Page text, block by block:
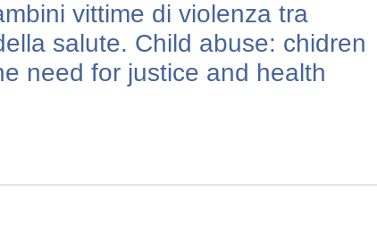
vittime di violenza tra
salute. Child abuse: chidren
need for justice and health